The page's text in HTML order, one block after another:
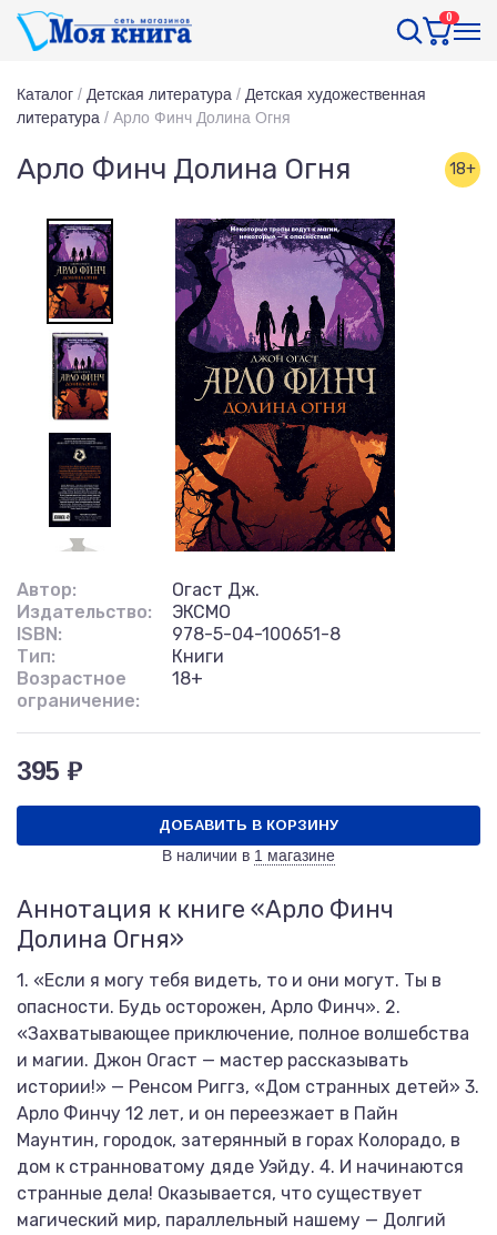
0
Каталог / Детская литература / Детская художественная
литература / Арло Финч Долина Огня
Арло Финч Долина Огня 18+
Автор:
Огаст Дж.
Издательство:
ЭКСМО
ISBN:
978-5-04-100651-8
Тип:
Книги
Возрастное
ограничение:
18+
395 ₽
ДОБАВИТЬ В КОРЗИНУ
В наличии в 1 магазине
Аннотация к книге «Арло Финч
Долина Огня»
1. «Если я могу тебя видеть, то и они могут. Ты в
опасности. Будь осторожен, Арло Финч». 2.
«Захватывающее приключение, полное волшебства
и магии. Джон Огаст — мастер рассказывать
истории!» — Ренсом Риггз, «Дом странных детей» 3.
Арло Финчу 12 лет, и он переезжает в Пайн
Маунтин, городок, затерянный в горах Колорадо, в
дом к странноватому дяде Уэйду. 4. И начинаются
странные дела! Оказывается, что существует
магический мир, параллельный нашему — Долгий